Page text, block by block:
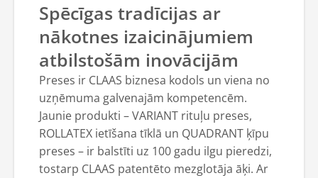
Spēcīgas tradīcijas ar
nākotnes izaicinājumiem
atbilstošām inovācijām
Preses ir CLAAS biznesa kodols un viena no
uzņēmuma galvenajām kompetencēm.
Jaunie produkti – VARIANT rituļu preses,
ROLLATEX ietīšana tīklā un QUADRANT ķīpu
preses – ir balstīti uz 100 gadu ilgu pieredzi,
tostarp CLAAS patentēto mezglotāja āķi. Ar